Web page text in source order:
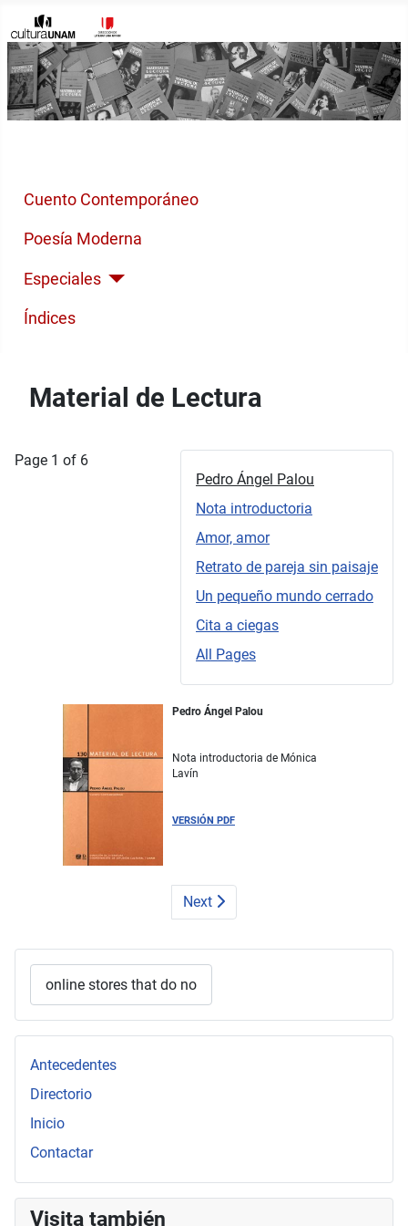
Cuento Contemporáneo
Poesía Moderna
Especiales
Índices
Material de Lectura
Pedro Ángel Palou
Nota introductoria
Amor, amor
Retrato de pareja sin paisaje
Un pequeño mundo cerrado
Cita a ciegas
All Pages
Page 1 of 6
Pedro Ángel Palou
Nota introductoria de Mónica
Lavín
VERSIÓN PDF
Next
Antecedentes
Directorio
Inicio
Contactar
Visita también